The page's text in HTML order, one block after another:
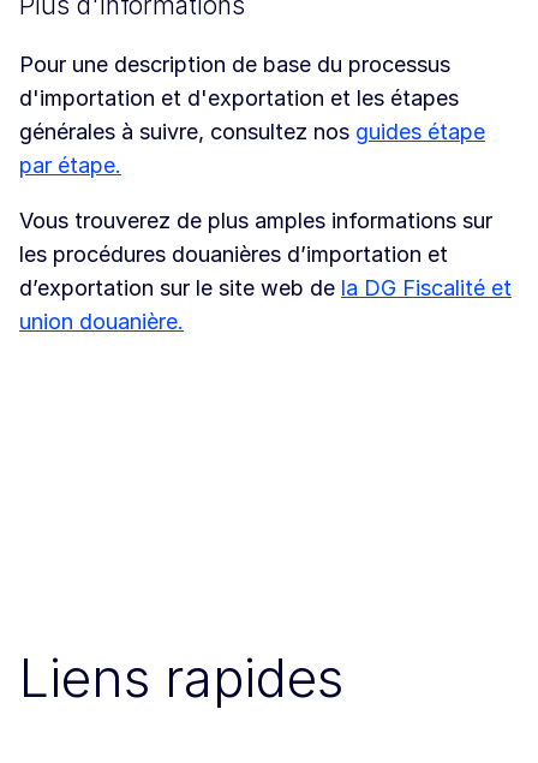
Pour une description de base du processus
d'importation et d'exportation et les étapes
générales à suivre, consultez nos guides étape
par étape.
Vous trouverez de plus amples informations sur
les procédures douanières d’importation et
d’exportation sur le site web de la DG Fiscalité et
union douanière.
Liens rapides